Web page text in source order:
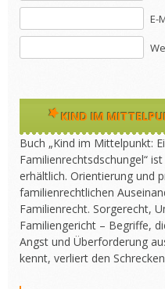
E-
KIND IM
Buch „Kind im Mittelpunkt:
Familienrechtsdschungel“
erhältlich. Orientierung und
familienrechtlichen
Familienrecht. Sorgerecht,
Familiengericht – Begriffe,
Angst und Überforderung
kennt, verliert den